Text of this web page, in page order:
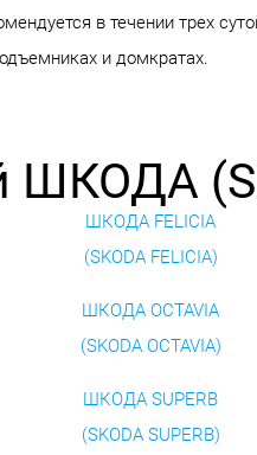
в течении трех
и домкратах.
ШКОДА
ШКОДА FELICIA
(SKODA FELICIA)
ШКОДА OCTAVIA
(SKODA OCTAVIA)
ШКОДА SUPERB
(SKODA SUPERB)